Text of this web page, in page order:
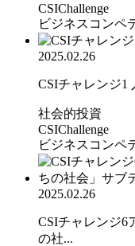
CSIChallenge
ビジネスコンペ
2025.02.26
CSIチャレンジ1
社会的投資
CSIChallenge
ビジネスコンペ
2025.02.26
CSIチャレンジ6
の社...